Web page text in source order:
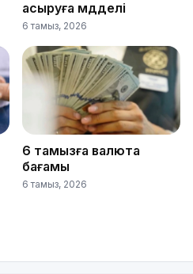
асыруға мүдделі
6 тамыз, 2026
6 тамызға валюта
бағамы
6 тамыз, 2026